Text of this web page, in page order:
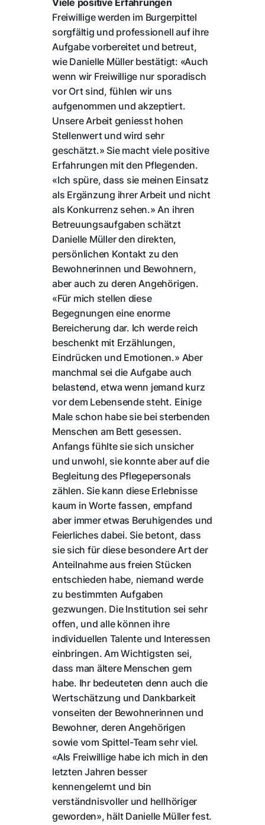
Viele positive Erfahrungen
Freiwillige werden im Burgerpittel
sorgfältig und professionell auf ihre
Aufgabe vorbereitet und betreut,
wie Danielle Müller bestätigt: «Auch
wenn wir Freiwillige nur sporadisch
vor Ort sind, fühlen wir uns
aufgenommen und akzeptiert.
Unsere Arbeit geniesst hohen
Stellenwert und wird sehr
geschätzt.» Sie macht viele positive
Erfahrungen mit den Pflegenden.
«Ich spüre, dass sie meinen Einsatz
als Ergänzung ihrer Arbeit und nicht
als Konkurrenz sehen.» An ihren
Betreuungsaufgaben schätzt
Danielle Müller den direkten,
persönlichen Kontakt zu den
Bewohnerinnen und Bewohnern,
aber auch zu deren Angehörigen.
«Für mich stellen diese
Begegnungen eine enorme
Bereicherung dar. Ich werde reich
beschenkt mit Erzählungen,
Eindrücken und Emotionen.» Aber
manchmal sei die Aufgabe auch
belastend, etwa wenn jemand kurz
vor dem Lebensende steht. Einige
Male schon habe sie bei sterbenden
Menschen am Bett gesessen.
Anfangs fühlte sie sich unsicher
und unwohl, sie konnte aber auf die
Begleitung des Pflegepersonals
zählen. Sie kann diese Erlebnisse
kaum in Worte fassen, empfand
aber immer etwas Beruhigendes und
Feierliches dabei. Sie betont, dass
sie sich für diese besondere Art der
Anteilnahme aus freien Stücken
entschieden habe, niemand werde
zu bestimmten Aufgaben
gezwungen. Die Institution sei sehr
offen, und alle können ihre
individuellen Talente und Interessen
einbringen. Am Wichtigsten sei,
dass man ältere Menschen gern
habe. Ihr bedeuteten denn auch die
Wertschätzung und Dankbarkeit
vonseiten der Bewohnerinnen und
Bewohner, deren Angehörigen
sowie vom Spittel-Team sehr viel.
«Als Freiwillige habe ich mich in den
letzten Jahren besser
kennengelernt und bin
verständnisvoller und hellhöriger
geworden», hält Danielle Müller fest.